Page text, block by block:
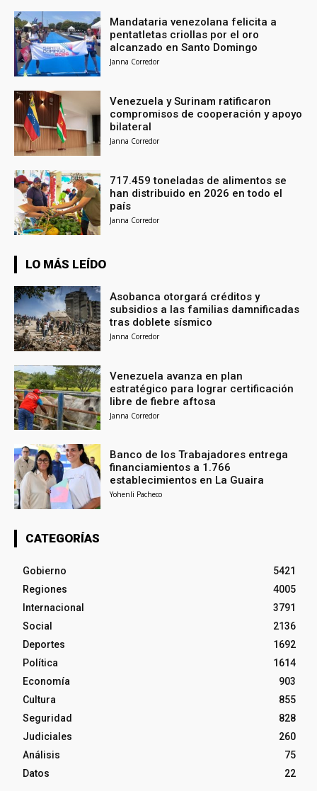
Mandataria venezolana felicita a
pentatletas criollas por el oro
alcanzado en Santo Domingo
Janna Corredor
Venezuela y Surinam ratificaron
compromisos de cooperación y apoyo
bilateral
Janna Corredor
717.459 toneladas de alimentos se
han distribuido en 2026 en todo el
país
Janna Corredor
LO MÁS LEÍDO
Asobanca otorgará créditos y
subsidios a las familias damnificadas
tras doblete sísmico
Janna Corredor
Venezuela avanza en plan
estratégico para lograr certificación
libre de fiebre aftosa
Janna Corredor
Banco de los Trabajadores entrega
financiamientos a 1.766
establecimientos en La Guaira
Yohenli Pacheco
CATEGORÍAS
Gobierno
5421
Regiones
4005
Internacional
3791
Social
2136
Deportes
1692
Política
1614
Economía
903
Cultura
855
Seguridad
828
Judiciales
260
Análisis
75
Datos
22